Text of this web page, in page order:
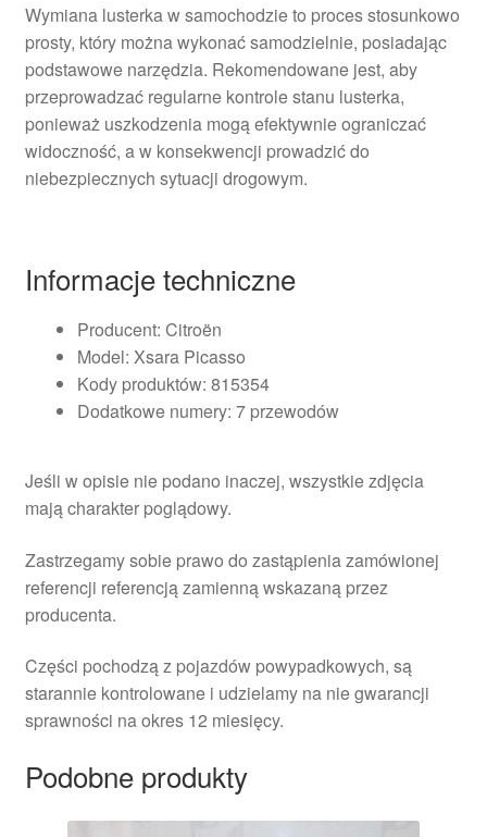
Wymiana lusterka w samochodzie to proces stosunkowo
prosty, który można wykonać samodzielnie, posiadając
podstawowe narzędzia. Rekomendowane jest, aby
przeprowadzać regularne kontrole stanu lusterka,
ponieważ uszkodzenia mogą efektywnie ograniczać
widoczność, a w konsekwencji prowadzić do
niebezpiecznych sytuacji drogowym.
Informacje techniczne
Producent: Citroën
Model: Xsara Picasso
Kody produktów: 815354
Dodatkowe numery: 7 przewodów
Jeśli w opisie nie podano inaczej, wszystkie zdjęcia
mają charakter poglądowy.
Zastrzegamy sobie prawo do zastąpienia zamówionej
referencji referencją zamienną wskazaną przez
producenta.
Części pochodzą z pojazdów powypadkowych, są
starannie kontrolowane i udzielamy na nie gwarancji
sprawności na okres 12 miesięcy.
Podobne produkty